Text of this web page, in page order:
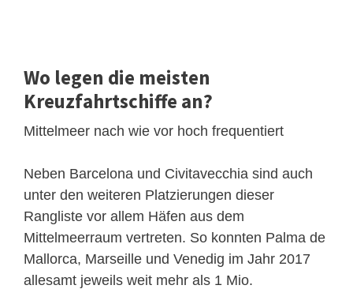
Wo legen die meisten
Kreuzfahrtschiffe an?
Mittelmeer nach wie vor hoch frequentiert
Neben Barcelona und Civitavecchia sind auch
unter den weiteren Platzierungen dieser
Rangliste vor allem Häfen aus dem
Mittelmeerraum vertreten. So konnten Palma de
Mallorca, Marseille und Venedig im Jahr 2017
allesamt jeweils weit mehr als 1 Mio.